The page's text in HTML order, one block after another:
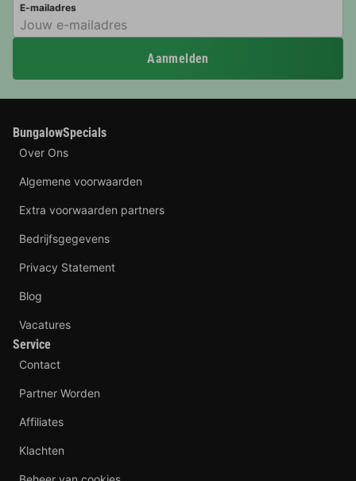
E-mailadres
Aanmelden
BungalowSpecials
Over Ons
Algemene voorwaarden
Extra voorwaarden partners
Bedrijfsgegevens
Privacy Statement
Blog
Vacatures
Service
Contact
Partner Worden
Affiliates
Klachten